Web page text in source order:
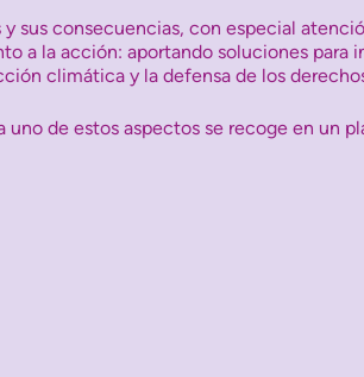
sus consecuencias, con especial
a la acción: aportando soluciones para
climática y la defensa de los
uno de estos aspectos se recoge en un